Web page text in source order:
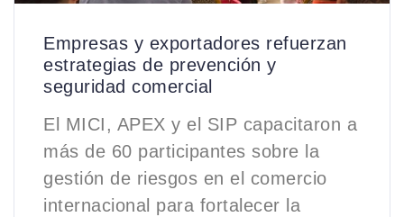
Empresas y exportadores refuerzan
estrategias de prevención y
seguridad comercial
El MICI, APEX y el SIP capacitaron a
más de 60 participantes sobre la
gestión de riesgos en el comercio
internacional para fortalecer la